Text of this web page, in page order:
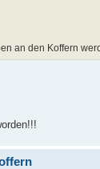
an den Koffern